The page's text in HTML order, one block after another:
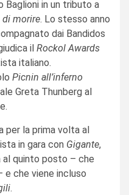
Baglioni in un tributo a
morire. Lo stesso anno
dai Bandidos
il Rockol Awards
italiano.
Picnin all’inferno
Greta Thunberg al
per la prima volta al
in gara con Gigante,
al quinto posto – che
che viene incluso
.